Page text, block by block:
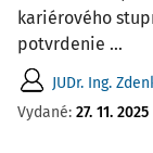
kariérového
potvrdenie ...
JUDr. Ing.
Vydané: 27. 11. 2025